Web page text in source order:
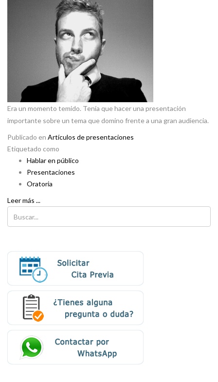
Era un momento temido. Tenía que hacer una presentación
importante sobre un tema que domino frente a una gran audiencia.
Publicado en Artículos de presentaciones
Etiquetado como
Hablar en público
Presentaciones
Oratoria
Leer más ...